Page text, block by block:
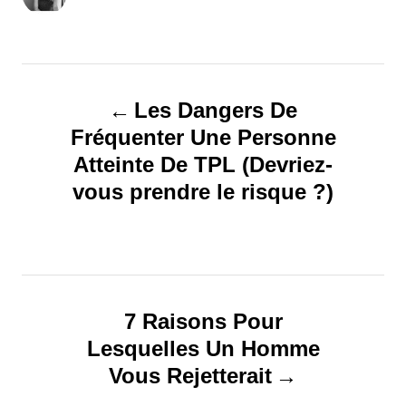
Les Dangers De
Fréquenter Une Personne
Atteinte De TPL (Devriez-
vous prendre le risque ?)
7 Raisons Pour
Lesquelles Un Homme
Vous Rejetterait